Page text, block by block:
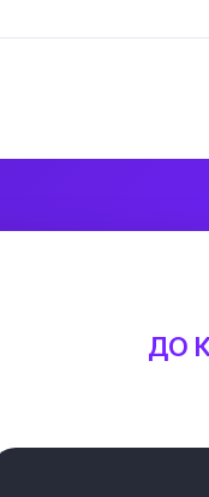
ДО